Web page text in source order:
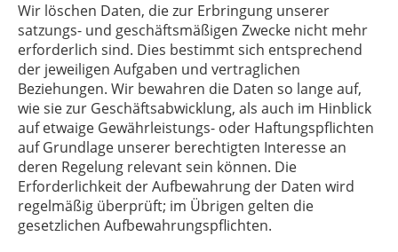
Wir löschen Daten, die zur Erbringung unserer
satzungs- und geschäftsmäßigen Zwecke nicht mehr
erforderlich sind. Dies bestimmt sich entsprechend
der jeweiligen Aufgaben und vertraglichen
Beziehungen. Wir bewahren die Daten so lange auf,
wie sie zur Geschäftsabwicklung, als auch im Hinblick
auf etwaige Gewährleistungs- oder Haftungspflichten
auf Grundlage unserer berechtigten Interesse an
deren Regelung relevant sein können. Die
Erforderlichkeit der Aufbewahrung der Daten wird
regelmäßig überprüft; im Übrigen gelten die
gesetzlichen Aufbewahrungspflichten.